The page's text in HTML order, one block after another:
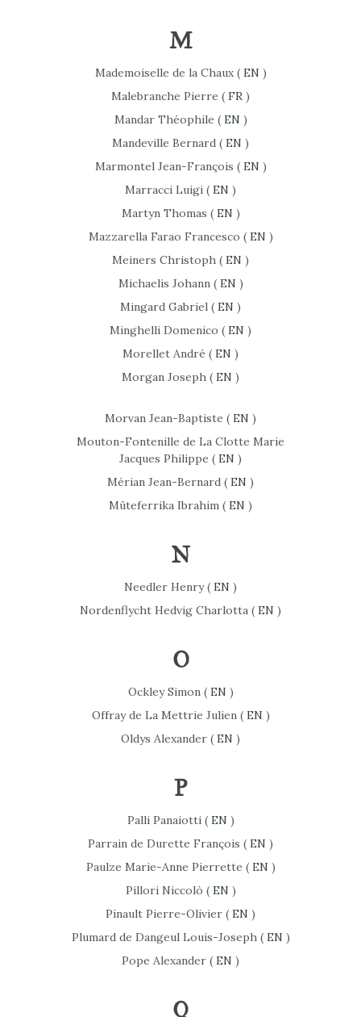
M
Mademoiselle de la Chaux ( EN )
Malebranche Pierre ( FR )
Mandar Théophile ( EN )
Mandeville Bernard ( EN )
Marmontel Jean-François ( EN )
Marracci Luigi ( EN )
Martyn Thomas ( EN )
Mazzarella Farao Francesco ( EN )
Meiners Christoph ( EN )
Michaelis Johann ( EN )
Mingard Gabriel ( EN )
Minghelli Domenico ( EN )
Morellet André ( EN )
Morgan Joseph ( EN )
Morvan Jean-Baptiste ( EN )
Mouton-Fontenille de La Clotte Marie
Jacques Philippe ( EN )
Mérian Jean-Bernard ( EN )
Müteferrika Ibrahim ( EN )
N
Needler Henry ( EN )
Nordenflycht Hedvig Charlotta ( EN )
O
Ockley Simon ( EN )
Offray de La Mettrie Julien ( EN )
Oldys Alexander ( EN )
P
Palli Panaiotti ( EN )
Parrain de Durette François ( EN )
Paulze Marie-Anne Pierrette ( EN )
Pillori Niccolò ( EN )
Pinault Pierre-Olivier ( EN )
Plumard de Dangeul Louis-Joseph ( EN )
Pope Alexander ( EN )
Q